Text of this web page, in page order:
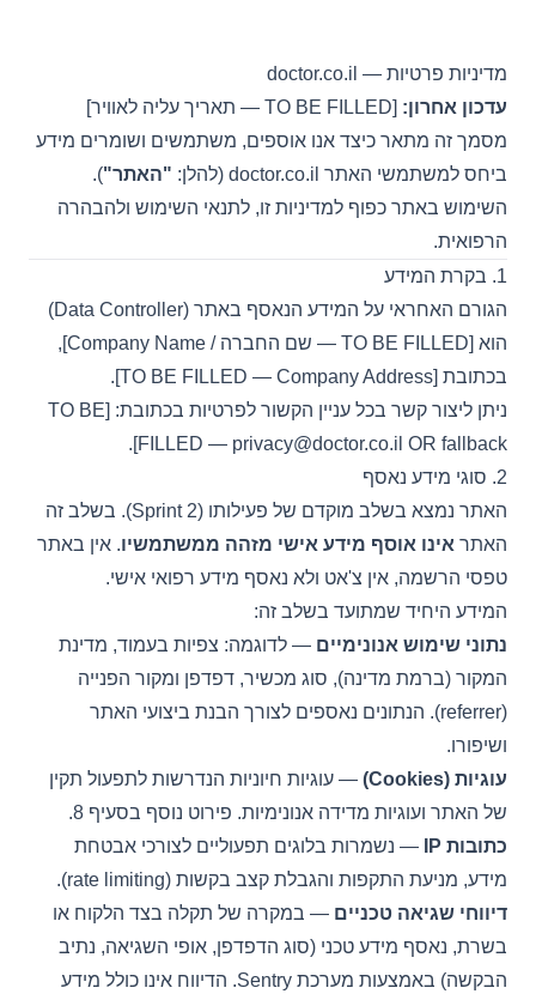
מדיניות פרטיות — doctor.co.il
עדכון אחרון: [TO BE FILLED — תאריך עליה לאוויר]
מסמך זה מתאר כיצד אנו אוספים, משתמשים ושומרים מידע
ביחס למשתמשי האתר doctor.co.il (להלן:
"האתר").
השימוש באתר כפוף למדיניות זו, לתנאי השימוש ולהבהרה
הרפואית.
1. בקרת המידע
הגורם האחראי על המידע הנאסף באתר (Data Controller)
הוא [TO BE FILLED — שם החברה / Company Name],
בכתובת [TO BE FILLED — Company Address].
ניתן ליצור קשר בכל עניין הקשור לפרטיות בכתובת: [TO BE
FILLED — privacy@doctor.co.il OR fallback].
2. סוגי מידע נאסף
האתר נמצא בשלב מוקדם של פעילותו (Sprint 2). בשלב זה
האתר אינו אוסף מידע אישי מזהה ממשתמשיו. אין באתר
טפסי הרשמה, אין צ'אט ולא נאסף מידע רפואי אישי.
המידע היחיד שמתועד בשלב זה:
נתוני שימוש אנונימיים — לדוגמה: צפיות בעמוד, מדינת
המקור (ברמת מדינה), סוג מכשיר, דפדפן ומקור הפנייה
(referrer). הנתונים נאספים לצורך הבנת ביצועי האתר
ושיפורו.
עוגיות (Cookies)
— עוגיות חיוניות הנדרשות לתפעול תקין
של האתר ועוגיות מדידה אנונימיות. פירוט נוסף בסעיף 8.
כתובות IP
— נשמרות בלוגים תפעוליים לצורכי אבטחת
מידע, מניעת התקפות והגבלת קצב בקשות (rate limiting).
דיווחי שגיאה טכניים — במקרה של תקלה בצד הלקוח או
בשרת, נאסף מידע טכני (סוג הדפדפן, אופי השגיאה, נתיב
הבקשה) באמצעות מערכת Sentry. הדיווח אינו כולל מידע